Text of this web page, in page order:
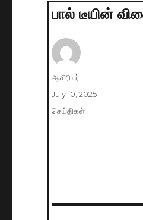
பால் டீயின்
Author
ஆசிரியர்
Posted
on
July 10, 2025
Categories
செய்திகள்